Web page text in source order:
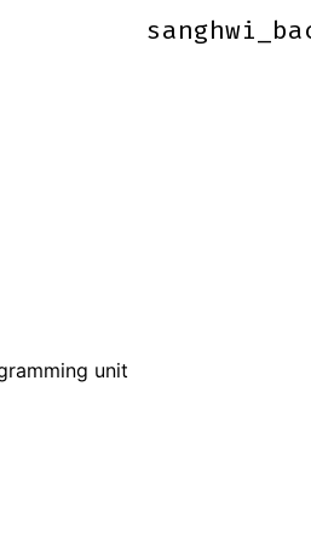
unit